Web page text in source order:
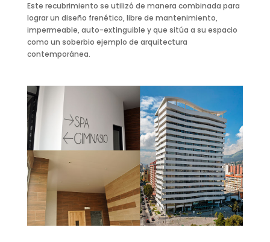
Este recubrimiento se utilizó de manera combinada para
lograr un diseño frenético, libre de mantenimiento,
impermeable, auto-extinguible y que sitúa a su espacio
como un soberbio ejemplo de arquitectura
contemporánea.